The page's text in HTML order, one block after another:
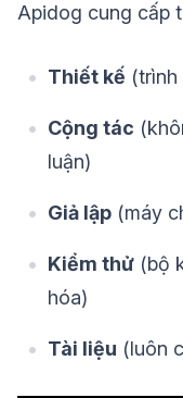
Apidog cung cấp
Thiết kế
Cộng tác
luận)
Giả lập (máy
Kiểm thử (bộ
hóa)
Tài liệu (luôn